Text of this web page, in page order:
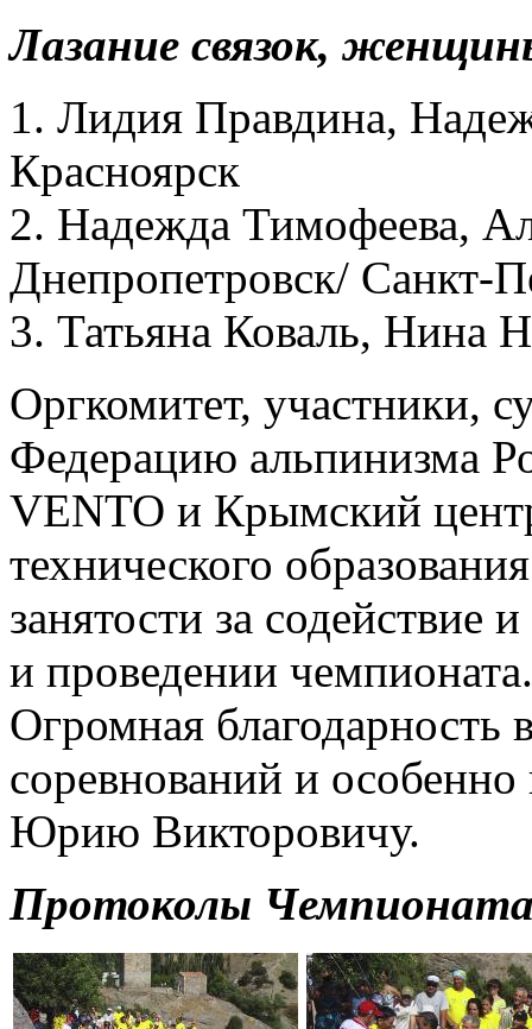
Лазание связок,
1. Лидия Правдина,
Красноярск
2. Надежда Тимофеева,
Днепропетровск/ Санкт-
3. Татьяна Коваль, Нина
Оргкомитет, участники,
Федерацию альпинизма
VENTO и Крымский
технического
занятости за содействие
и проведении чемпионата.
Огромная благодарность
соревнований и
Юрию Викторовичу.
Протоколы Чемпионата